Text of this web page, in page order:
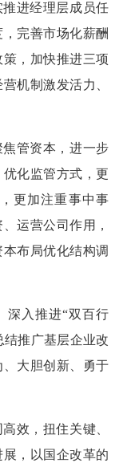
进经理层成员任
完善市场化薪酬
，加快推进三项
机制激发活力、
管资本，进一步
化监管方式，更
更加注重事中事
运营公司作用，
布局优化结构调
深入推进“双百行
结推广基层企业改
大胆创新、勇于
效，扭住关键、
，以国企改革的